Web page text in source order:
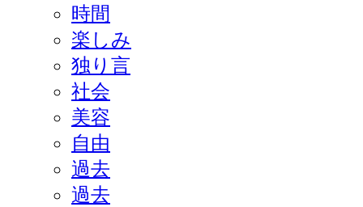
時間
楽しみ
独り言
社会
美容
自由
過去
過去